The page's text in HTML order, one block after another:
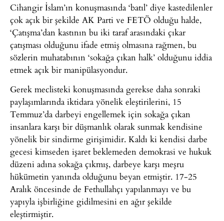
Cihangir İslam’ın konuşmasında ‘batıl’ diye kastedilenler
çok açık bir şekilde AK Parti ve FETÖ olduğu halde,
‘Çatışma’dan kastının bu iki taraf arasındaki çıkar
çatışması olduğunu ifade etmiş olmasına rağmen, bu
sözlerin muhatabının ‘sokağa çıkan halk’ olduğunu iddia
etmek açık bir manipülasyondur.
Gerek meclisteki konuşmasında gerekse daha sonraki
paylaşımlarında iktidara yönelik eleştirilerini, 15
Temmuz’da darbeyi engellemek için sokağa çıkan
insanlara karşı bir düşmanlık olarak sunmak kendisine
yönelik bir sindirme girişimidir. Kaldı ki kendisi darbe
gecesi kimseden işaret beklemeden demokrasi ve hukuk
düzeni adına sokağa çıkmış, darbeye karşı meşru
hükümetin yanında olduğunu beyan etmiştir. 17-25
Aralık öncesinde de Fethullahçı yapılanmayı ve bu
yapıyla işbirliğine gidilmesini en ağır şekilde
eleştirmiştir.